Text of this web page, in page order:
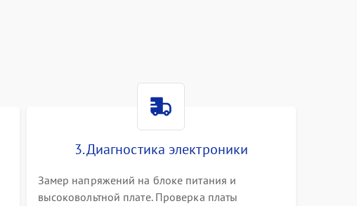
3. Диагностика электроники
Замер напряжений на блоке питания и
высоковольтной плате. Проверка платы